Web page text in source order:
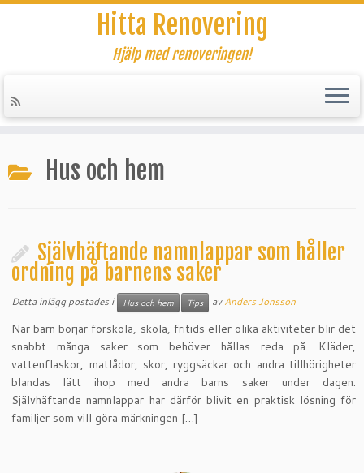
till
innehåll
Hitta Renovering
Hjälp med renoveringen!
Hus och hem
Självhäftande namnlappar som håller
ordning på barnens saker
Detta inlägg postades i Hus och hem Tips avAnders Jonsson
När barn börjar förskola, skola, fritids eller olika aktiviteter blir det
snabbt många saker som behöver hållas reda på. Kläder,
vattenflaskor, matlådor, skor, ryggsäckar och andra tillhörigheter
blandas lätt ihop med andra barns saker under dagen.
Självhäftande namnlappar har därför blivit en praktisk lösning för
familjer som vill göra märkningen […]